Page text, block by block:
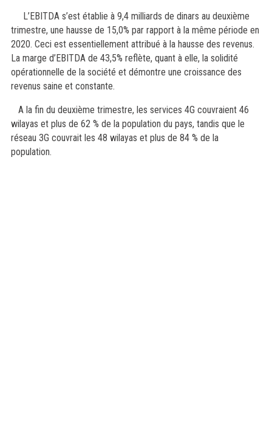
L’EBITDA s’est établie à 9,4 milliards de dinars au deuxième
trimestre, une hausse de 15,0% par rapport à la même période en
2020. Ceci est essentiellement attribué à la hausse des revenus.
La marge d’EBITDA de 43,5% reflète, quant à elle, la solidité
opérationnelle de la société et démontre une croissance des
revenus saine et constante.
A la fin du deuxième trimestre, les services 4G couvraient 46
wilayas et plus de 62 % de la population du pays, tandis que le
réseau 3G couvrait les 48 wilayas et plus de 84 % de la
population.